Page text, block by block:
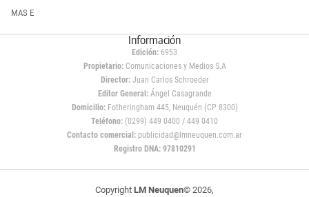
MAS E
Información
Edición: 6953
Propietario:Comunicaciones y Medios S.A
Director: Juan Carlos Schroeder
Editor General:Ángel Casagrande
Domicilio:Fotheringham 445, Neuquén (CP 8300)
Teléfono: (0299) 449 0400 / 449 0410
Contacto comercial: publicidad@lmneuquen.com.ar
Registro DNA: 97810291
Copyright LM Neuquen© 2026,